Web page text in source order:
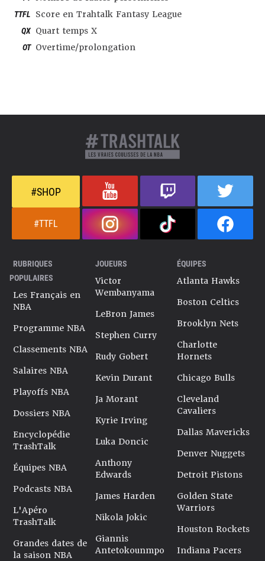
TTFL Score en Trahtalk Fantasy League
QX Quart temps X
OT Overtime/prolongation
#SHOP
#TTFL
RUBRIQUES
POPULAIRES
Les Français en
NBA
Programme NBA
Classements NBA
Salaires NBA
Playoffs NBA
Dossiers NBA
Encyclopédie
TrashTalk
Équipes NBA
Podcasts NBA
L'Apéro
TrashTalk
Grandes dates de
la saison NBA
JOUEURS
Victor
Wembanyama
LeBron James
Stephen Curry
Rudy Gobert
Kevin Durant
Ja Morant
Kyrie Irving
Luka Doncic
Anthony
Edwards
James Harden
Nikola Jokic
Giannis
Antetokounmpo
ÉQUIPES
Atlanta Hawks
Boston Celtics
Brooklyn Nets
Charlotte
Hornets
Chicago Bulls
Cleveland
Cavaliers
Dallas Mavericks
Denver Nuggets
Detroit Pistons
Golden State
Warriors
Houston Rockets
Indiana Pacers